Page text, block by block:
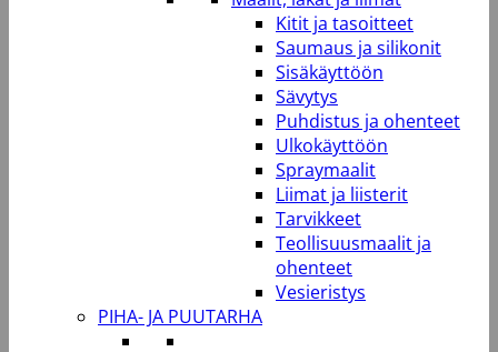
Kitit ja tasoitteet
Saumaus ja silikonit
Sisäkäyttöön
Sävytys
Puhdistus ja ohenteet
Ulkokäyttöön
Spraymaalit
Liimat ja liisterit
Tarvikkeet
Teollisuusmaalit ja
ohenteet
Vesieristys
PIHA- JA PUUTARHA